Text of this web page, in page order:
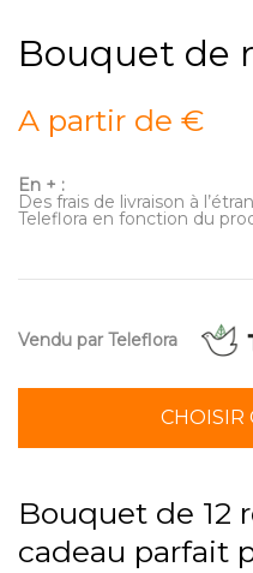
Bouquet de
A partir de €
En + :
Des frais de livraison à
Teleflora en fonction du
Vendu par Teleflora
CHOISIR
Bouquet de 12
cadeau parfait